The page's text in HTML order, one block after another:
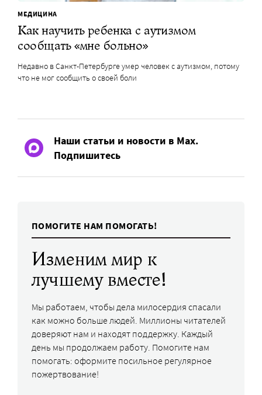
МЕДИЦИНА
Как научить ребенка с аутизмом
сообщать «мне больно»
Недавно в Санкт-Петербурге умер человек с аутизмом, потому
что не мог сообщить о своей боли
Наши статьи и новости в Max.
Подпишитесь
ПОМОГИТЕ НАМ ПОМОГАТЬ!
Изменим мир к
лучшему вместе!
Мы работаем, чтобы дела милосердия спасали
как можно больше людей. Миллионы читателей
доверяют нам и находят поддержку. Каждый
день мы продолжаем работу. Помогите нам
помогать: оформите посильное регулярное
пожертвование!